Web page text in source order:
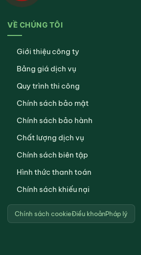
VỀ CHÚNG TÔI
Giới thiệu công ty
Bảng giá dịch vụ
Quy trình thi công
Chính sách bảo mật
Chính sách bảo hành
Chất lượng dịch vụ
Chính sách biên tập
Hình thức thanh toán
Chính sách khiếu nại
Chính sách cookieĐiều khoảnPháp lý